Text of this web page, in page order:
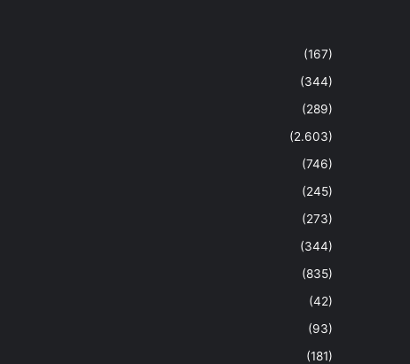
(167)
(344)
(289)
(2.603)
(746)
(245)
(273)
(344)
(835)
(42)
(93)
(181)